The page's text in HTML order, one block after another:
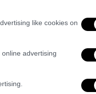
like cookies on
advertising